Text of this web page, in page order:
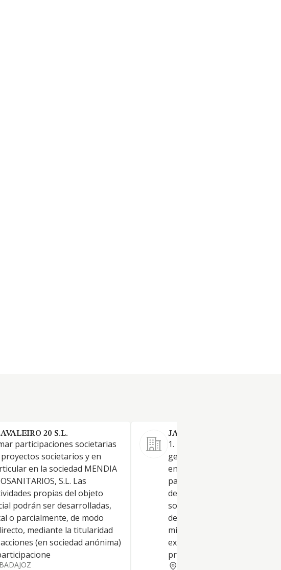
20 S.L.
participaciones societarias
societarios y en
en la sociedad MENDIA
S.L. Las
propias del objeto
podrán ser desarrolladas,
o parcialmente, de modo
mediante la titularidad
(en sociedad anónima)
BADAJOZ
JAGORI 2050 S.L.
1. La adquisición,
gestión, dirección,
en general tenencia de
participaciones
del capital social de otras
sociedades, así como la
de los recursos derivados de
misma actividad, excluyendo
expresamente las actividades
propias de